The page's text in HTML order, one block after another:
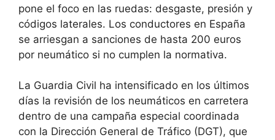
pone el foco en las ruedas: desgaste, presión y
códigos laterales. Los conductores en España
se arriesgan a sanciones de hasta 200 euros
por neumático si no cumplen la normativa.
La Guardia Civil ha intensificado en los últimos
días la revisión de los neumáticos en carretera
dentro de una campaña especial coordinada
con la Dirección General de Tráfico (DGT), que